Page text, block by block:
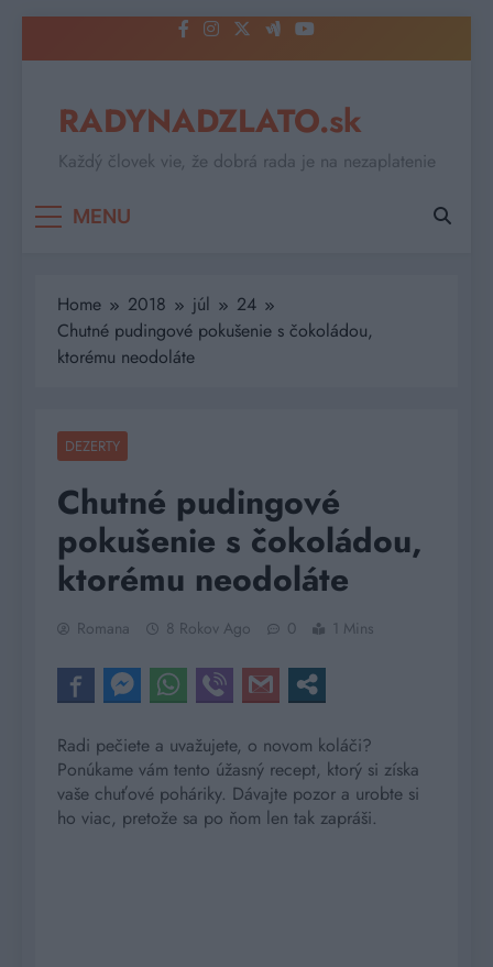
to
RADYNADZLATO.sk
Každý človek vie, že dobrá rada je na nezaplatenie
MENU
Home 2018 júl
24
Chutné pudingové pokušenie s čokoládou,
ktorému neodoláte
DEZERTY
Chutné pudingové
pokušenie s čokoládou,
ktorému neodoláte
Romana 8 Rokov Ago 0 1 Mins
Radi pečiete a uvažujete, o novom koláči?
Ponúkame vám tento úžasný recept, ktorý si získa
vaše chuťové poháriky. Dávajte pozor a urobte si
ho viac, pretože sa po ňom len tak zapráši.